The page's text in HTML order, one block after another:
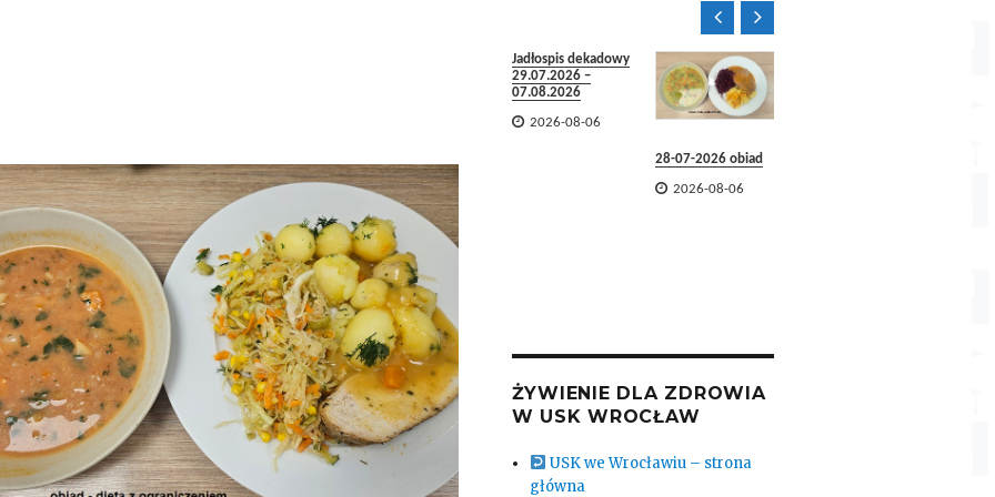

obiad
06
30-07-2026
śniadanie
2026-08-06
29-07-2026 obiad

29-07-2026
śniadanie
 2026-08-06
Jadłospis dekadowy
29.07.2026 –
07.08.2026
 2026-08-06
28-07-2026 obiad
 2026-08-06

ŻYWIENIE DLA ZDROWIA
W USK WROCŁAW
USK we Wrocławiu – strona
główna